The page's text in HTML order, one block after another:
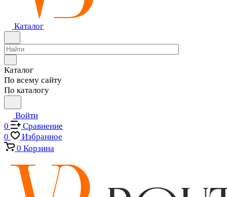
Каталог
Каталог
По всему сайту
По каталогу
Войти
0
Сравнение
0
Избранное
0 Корзина